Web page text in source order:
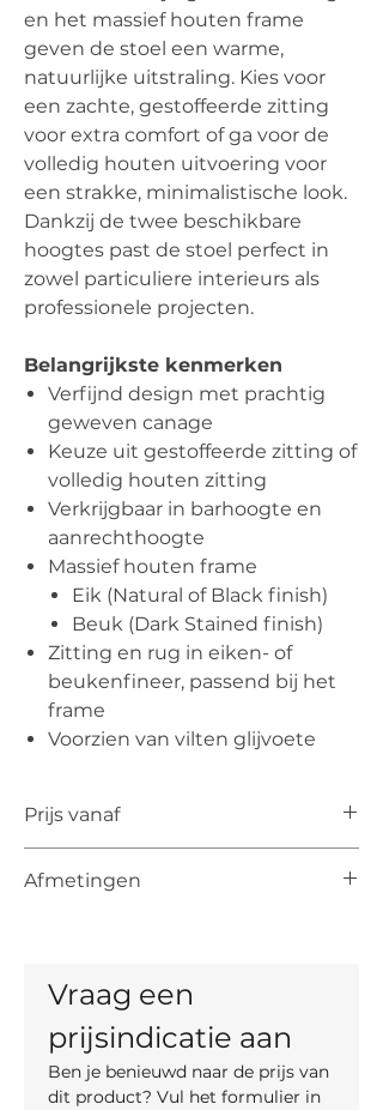
en het massief houten frame
geven de stoel een warme,
natuurlijke uitstraling. Kies voor
een zachte, gestoffeerde zitting
voor extra comfort of ga voor de
volledig houten uitvoering voor
een strakke, minimalistische look.
Dankzij de twee beschikbare
hoogtes past de stoel perfect in
zowel particuliere interieurs als
professionele projecten.
Belangrijkste kenmerken
Verfijnd design met prachtig
geweven canage
Keuze uit gestoffeerde zitting of
volledig houten zitting
Verkrijgbaar in barhoogte en
aanrechthoogte
Massief houten frame
Eik (Natural of Black finish)
Beuk (Dark Stained finish)
Zitting en rug in eiken- of
beukenfineer, passend bij het
frame
Voorzien van vilten glijvoete
Prijs vanaf
het artikel. De uiteindelijke prijs is
Afmetingen
en horecatoepassingen
Vraag een
prijsindicatie aan
Ben je benieuwd naar de prijs van
dit product? Vul het formulier in